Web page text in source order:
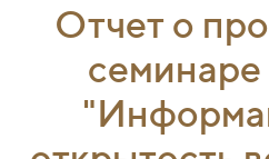
Отчет о
семинаре